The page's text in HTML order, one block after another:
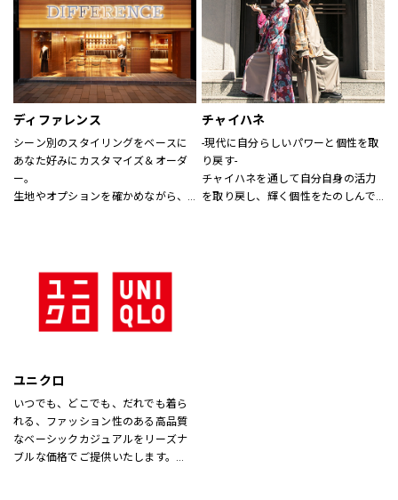
ザインします。
ディファレンス
シーン別のスタイリングをベースに
あなた好みにカスタマイズ＆オーダ
ー。
生地やオプションを確かめながら、
チャイハネ
-現代に自分らしいパワーと個性を取
り戻す-
チャイハネを通して自分自身の活力
を取り戻し、輝く個性をたのしんで
ユニクロ
いつでも、どこでも、だれでも着ら
れる、ファッション性のある高品質
なベーシックカジュアルをリーズナ
ブルな価格でご提供いたします。